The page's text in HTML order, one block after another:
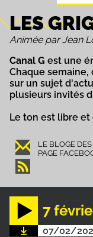
LES
Animée par Jean
Canal G est une
Chaque
sur un sujet
plusieurs invités
Le ton est libre
LE BLOGE
PAGE
7
07/02/